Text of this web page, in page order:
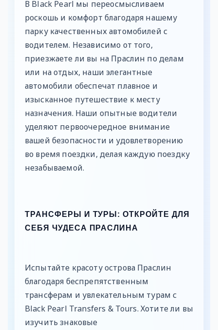
В Black Pearl мы переосмысливаем
роскошь и комфорт благодаря нашему
парку качественных автомобилей с
водителем. Независимо от того,
приезжаете ли вы на Праслин по делам
или на отдых, наши элегантные
автомобили обеспечат плавное и
изысканное путешествие к месту
назначения. Наши опытные водители
уделяют первоочередное внимание
вашей безопасности и удовлетворению
во время поездки, делая каждую поездку
незабываемой.
ТРАНСФЕРЫ И ТУРЫ: ОТКРОЙТЕ ДЛЯ
СЕБЯ ЧУДЕСА ПРАСЛИНА
Испытайте красоту острова Праслин
благодаря беспрепятственным
трансферам и увлекательным турам с
Black Pearl Transfers & Tours. Хотите ли вы
изучить знаковые